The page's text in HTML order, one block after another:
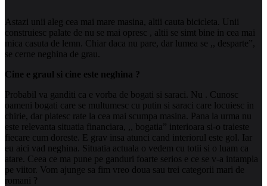
Astazi unii aleg cea mai mare masina, altii cauta bicicleta. Unii
construiesc palate de nu se mai opresc , altii se simt bine in cea mai
mica casuta de lemn. Chiar daca nu pare, dar lumea se ,, desparte”,
se cerne neghina de grau.
Cine e graul si cine este neghina ?
Probabil va ganditi ca e vorba de bogati si saraci. Nu . Cunosc
oameni bogati care se multumesc cu putin si saraci care locuiesc in
chirie, dar platesc rate la cea mai scumpa masina. Pana la urma nu
este relevanta situatia financiara, ,, bogatia” interioara si-o traieste
fiecare cum doreste. E grav insa atunci cand interiorul este gol. Iar
eu aici vad neghina. Situatia actuala o vedem cu totii si o luam ca
atare. Ceea ce ma pune pe ganduri foarte serios e ce se v-a intampla
pe viitor. Vom ajunge sa fim vreo doua sau trei categorii mari de
romani ?